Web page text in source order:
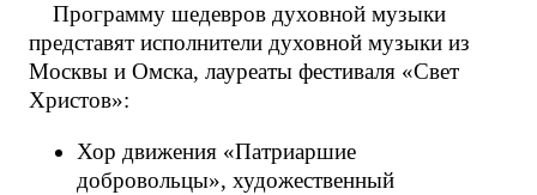
Программу шедевров духовной музыки
представят исполнители духовной музыки из
Москвы и Омска, лауреаты фестиваля «Свет
Христов»:
Хор движения «Патриаршие
добровольцы», художественный